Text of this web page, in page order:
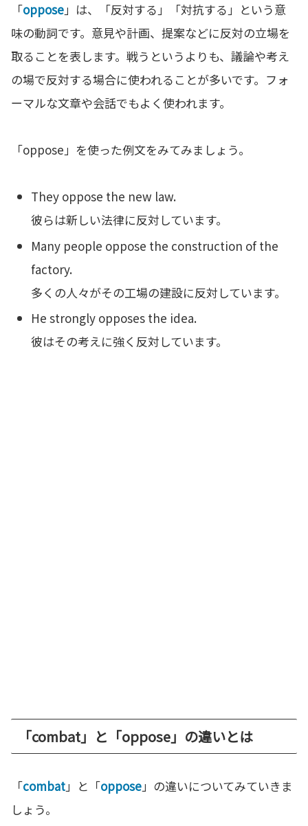
「oppose」は、「反対する」「対抗する」という意
味の動詞です。意見や計画、提案などに反対の立場を
取ることを表します。戦うというよりも、議論や考え
の場で反対する場合に使われることが多いです。フォ
ーマルな文章や会話でもよく使われます。
「oppose」を使った例文をみてみましょう。
They oppose the new law.
彼らは新しい法律に反対しています。
Many people oppose the construction of the
factory.
多くの人々がその工場の建設に反対しています。
He strongly opposes the idea.
彼はその考えに強く反対しています。
「combat」と「oppose」の違いとは
「combat」と「oppose」の違いについてみていきま
しょう。